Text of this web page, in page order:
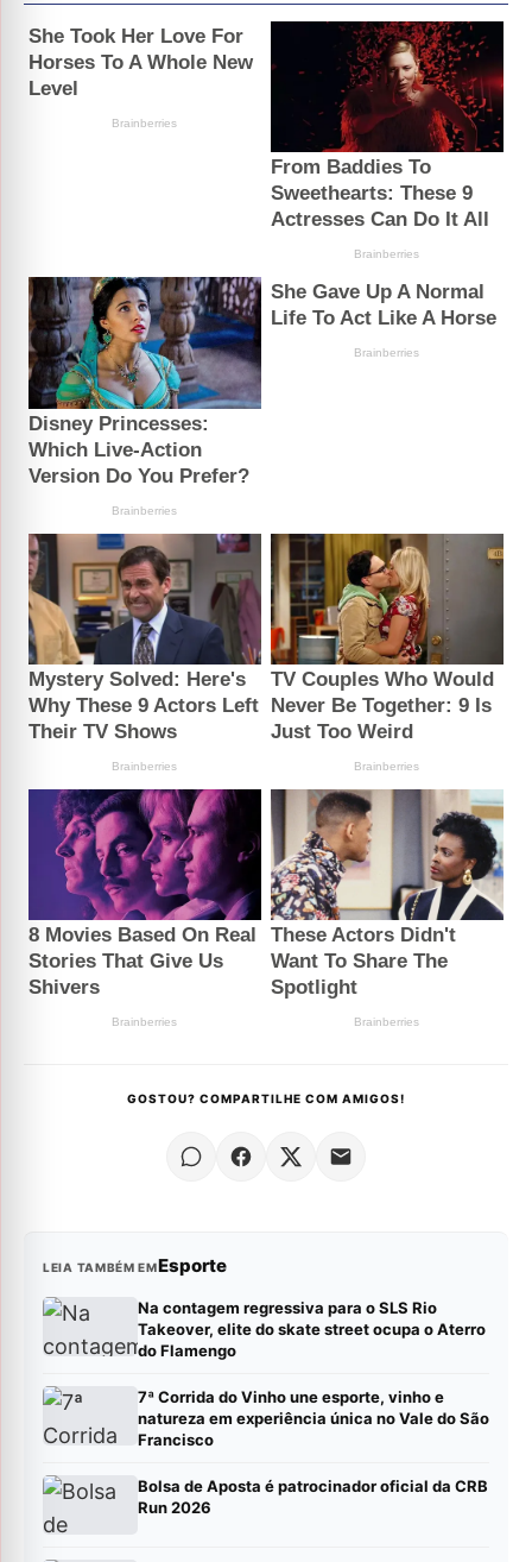
GOSTOU? COMPARTILHE COM AMIGOS!
LEIA TAMBÉM EMEsporte
Na contagem regressiva para o SLS Rio
Takeover, elite do skate street ocupa o Aterro
do Flamengo
7ª Corrida do Vinho une esporte, vinho e
natureza em experiência única no Vale do São
Francisco
Bolsa de Aposta é patrocinador oficial da CRB
Run 2026